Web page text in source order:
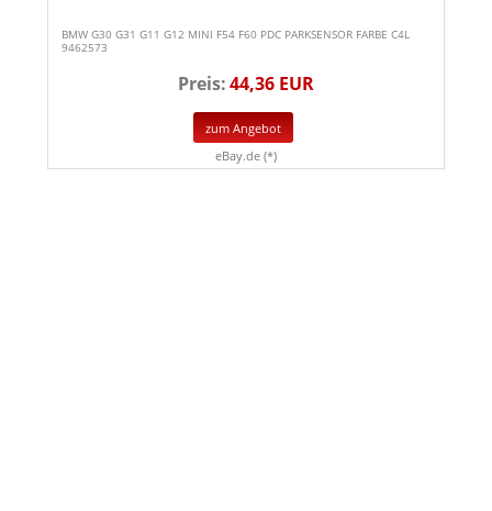
BMW G30 G31 G11 G12 MINI F54 F60 PDC PARKSENSOR FARBE C4L
9462573
Preis:44,36 EUR
zum Angebot
eBay.de (*)